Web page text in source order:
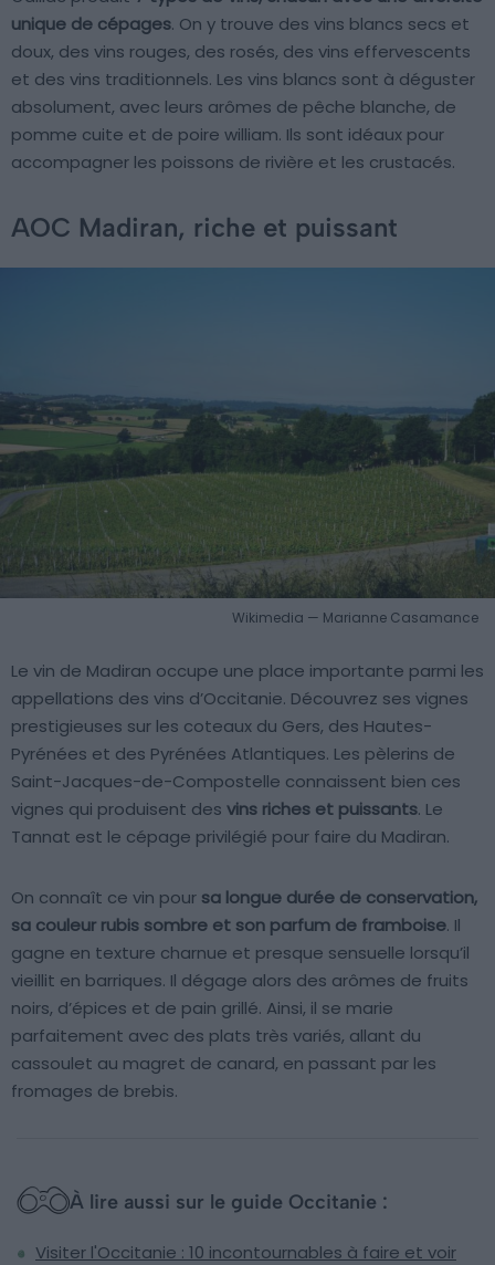
unique de cépages. On y trouve des vins blancs secs et
doux, des vins rouges, des rosés, des vins effervescents
et des vins traditionnels. Les vins blancs sont à déguster
absolument, avec leurs arômes de pêche blanche, de
pomme cuite et de poire william. Ils sont idéaux pour
accompagner les poissons de rivière et les crustacés.
AOC Madiran, riche et puissant
Wikimedia — Marianne Casamance
Le vin de Madiran occupe une place importante parmi les
appellations des vins d’Occitanie. Découvrez ses vignes
prestigieuses sur les coteaux du Gers, des Hautes-
Pyrénées et des Pyrénées Atlantiques. Les pèlerins de
Saint-Jacques-de-Compostelle connaissent bien ces
vignes qui produisent des vins riches et puissants. Le
Tannat est le cépage privilégié pour faire du Madiran.
On connaît ce vin pour sa longue durée de conservation,
sa couleur rubis sombre et son parfum de framboise. Il
gagne en texture charnue et presque sensuelle lorsqu’il
vieillit en barriques. Il dégage alors des arômes de fruits
noirs, d’épices et de pain grillé. Ainsi, il se marie
parfaitement avec des plats très variés, allant du
cassoulet au magret de canard, en passant par les
fromages de brebis.
À lire aussi sur le guide Occitanie :
Visiter l'Occitanie : 10 incontournables à faire et voir